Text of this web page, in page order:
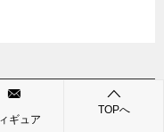
ギュア
TOPへ